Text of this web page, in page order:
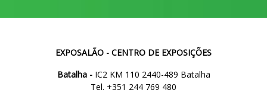
EXPOSALÃO - CENTRO DE EXPOSIÇÕES
Batalha -IC2 KM 110 2440-489 Batalha
Tel. +351 244 769 480